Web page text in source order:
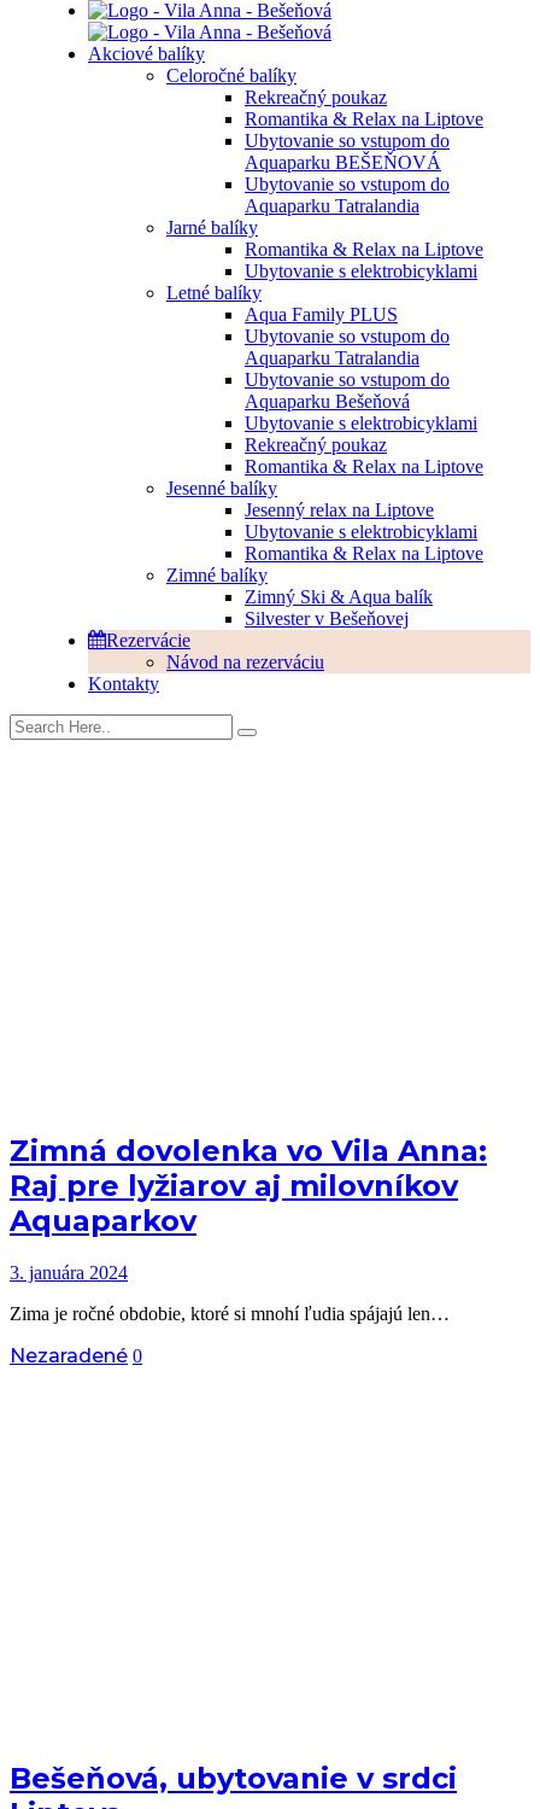
Akciové balíky
Celoročné balíky
Rekreačný poukaz
Romantika & Relax na Liptove
Ubytovanie so vstupom do
Aquaparku BEŠEŇOVÁ
Ubytovanie so vstupom do
Aquaparku Tatralandia
Jarné balíky
Romantika & Relax na Liptove
Ubytovanie s elektrobicyklami
Letné balíky
Aqua Family PLUS
Ubytovanie so vstupom do
Aquaparku Tatralandia
Ubytovanie so vstupom do
Aquaparku Bešeňová
Ubytovanie s elektrobicyklami
Rekreačný poukaz
Romantika & Relax na Liptove
Jesenné balíky
Jesenný relax na Liptove
Ubytovanie s elektrobicyklami
Romantika & Relax na Liptove
Zimné balíky
Zimný Ski & Aqua balík
Silvester v Bešeňovej
Rezervácie
Návod na rezerváciu
Kontakty
Zimná dovolenka vo Vila Anna:
Raj pre lyžiarov aj milovníkov
Aquaparkov
3. januára 2024
Zima je ročné obdobie, ktoré si mnohí ľudia spájajú len…
Nezaradené 0
Bešeňová, ubytovanie v srdci